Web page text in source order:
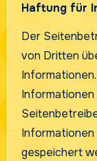
Haftung für
Der
von Dritten
gespeichert